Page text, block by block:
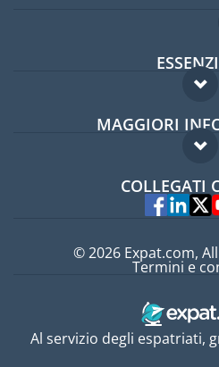
Forum per
Guida per
MAGGIORI
Domande
COLLEGATI
Al servizio degli espatriati,
© 2026 Expat.com,
Termini e